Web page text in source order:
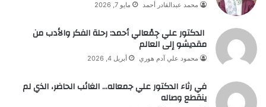
محمد عبدالقادر أحمد مايو 7, 2026
الدكتور علي جِمْعالي أحمد: رحلة الفكر والأدب من
مقديشو إلى العالم
محمود علي آدم هوري أبريل 4, 2026
في رثاء الدكتور علي جمعاله… الغائب الحاضر، الذي لم
ينقطع وصاله